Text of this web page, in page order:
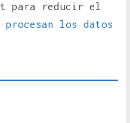
para reducir el
procesan los datos